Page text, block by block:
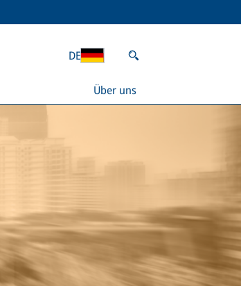
Über uns
DE